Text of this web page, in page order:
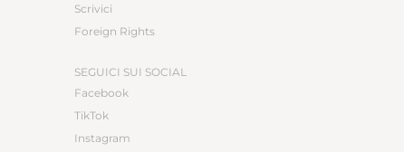
Scrivici
Foreign Rights
SEGUICI SUI SOCIAL
Facebook
TikTok
Instagram